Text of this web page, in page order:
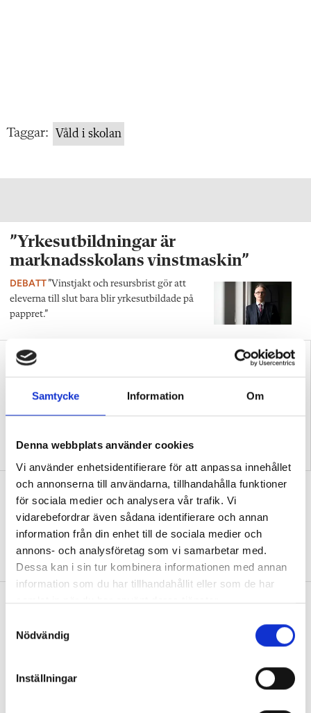
Samtycke Information Om
Denna webbplats använder cookies
Vi använder enhetsidentifierare för att anpassa innehållet
och annonserna till användarna, tillhandahålla funktioner
för sociala medier och analysera vår trafik. Vi
vidarebefordrar även sådana identifierare och annan
information från din enhet till de sociala medier och
annons- och analysföretag som vi samarbetar med.
Dessa kan i sin tur kombinera informationen med annan
information som du har tillhandahållit eller som de har
samlat in när du har använt deras tjänster.
Nödvändig
Inställningar
Taggar: Våld i skolan
”Yrkesutbildningar är
marknadsskolans vinstmaskin”
DEBATT”Vinstjakt och resursbrist gör att
eleverna till slut bara blir yrkesutbildade på
pappret.”
”Vi lovar behöriga lärare i
”Så bryter vi hatpratets
”Hur skolan fungerar blir tydligt i
trappan”
DEBATTNedsliten sten och snusprydda
logotyper avslöjar mer än man kan ana.
”Vad ska vår tid räcka till på
DEBATT ”Ska jag som förskollärare duka,
eller ska jag vara närvarande tillsammans